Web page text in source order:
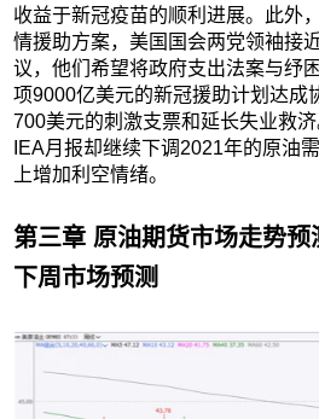
收益于新冠疫苗的顺利进展。此外
情援助方案，美国国会两党领袖接
议，他们希望将政府支出法案与纾
项9000亿美元的新冠援助计划达成
700美元的刺激支票和延长失业救
IEA月报却继续下调2021年的原油
上增加利空情绪。
第三章 原油期货市场走势预
下周市场预测